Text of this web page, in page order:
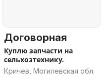
Договорная
Куплю запчасти на
сельхозтехнику.
Кричев, Могилевская обл.